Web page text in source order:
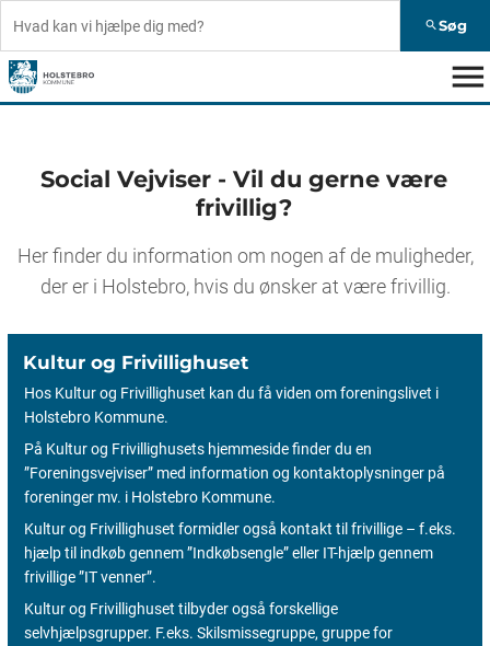
search Søg
menu
Social Vejviser - Vil du gerne være
frivillig?
Her finder du information om nogen af de muligheder,
der er i Holstebro, hvis du ønsker at være frivillig.
Kultur og Frivillighuset
Hos Kultur og Frivillighuset kan du få viden om foreningslivet i
Holstebro Kommune.
På Kultur og Frivillighusets hjemmeside finder du en
”Foreningsvejviser” med information og kontaktoplysninger på
foreninger mv. i Holstebro Kommune.
Kultur og Frivillighuset formidler også kontakt til frivillige – f.eks.
hjælp til indkøb gennem ”Indkøbsengle” eller IT-hjælp gennem
frivillige ”IT venner”.
Kultur og Frivillighuset tilbyder også forskellige
selvhjælpsgrupper. F.eks. Skilsmissegruppe, gruppe for